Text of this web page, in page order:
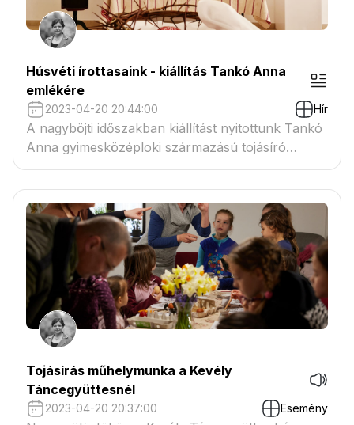
Húsvéti írottasaink - kiállítás Tankó Anna
emlékére
2023-04-20 20:44:00 Hír
A nagyböjti időszakban kiállítást nyitottunk Tankó
Anna gyimesközéploki származású tojásíró
asszony emlékére.
Tojásírás műhelymunka a Kevély
Táncegyüttesnél
2023-04-20 20:37:00 Esemény